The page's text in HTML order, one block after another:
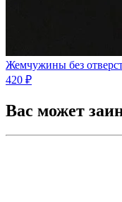
Жемчужины без
420 ₽
Вас может